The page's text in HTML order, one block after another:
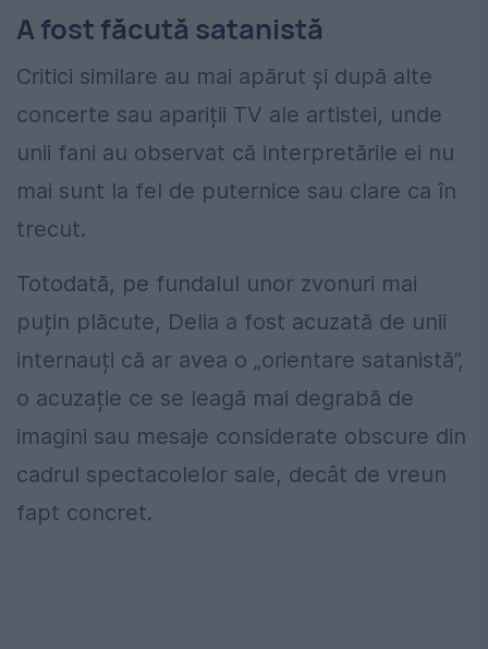
A fost făcută satanistă
Critici similare au mai apărut și după alte
concerte sau apariții TV ale artistei, unde
unii fani au observat că interpretările ei nu
mai sunt la fel de puternice sau clare ca în
trecut.
Totodată, pe fundalul unor zvonuri mai
puțin plăcute, Delia a fost acuzată de unii
internauți că ar avea o „orientare satanistă”,
o acuzație ce se leagă mai degrabă de
imagini sau mesaje considerate obscure din
cadrul spectacolelor sale, decât de vreun
fapt concret.